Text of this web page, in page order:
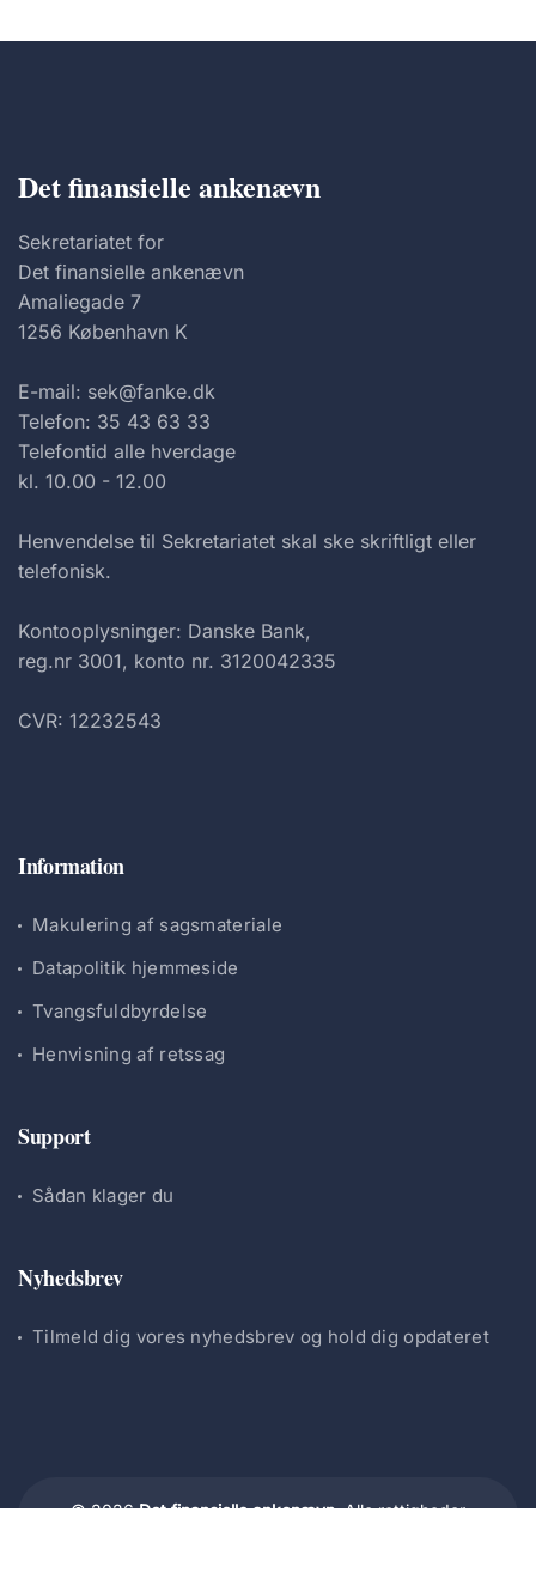
Det finansielle ankenævn
Sekretariatet for
Det finansielle ankenævn
Amaliegade 7
1256 København K
E-mail: sek@fanke.dk
Telefon: 35 43 63 33
Telefontid alle hverdage
kl. 10.00 - 12.00
Henvendelse til Sekretariatet skal ske skriftligt eller
telefonisk.
Kontooplysninger: Danske Bank,
reg.nr 3001, konto nr. 3120042335
CVR: 12232543
Information
Makulering af sagsmateriale
Datapolitik hjemmeside
Tvangsfuldbyrdelse
Henvisning af retssag
Support
Sådan klager du
Nyhedsbrev
Tilmeld dig vores nyhedsbrev og hold dig opdateret
© 2026Det finansielle ankenævn.Alle rettigheder